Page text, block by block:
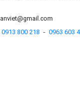
0913 800 218 - 0963 603